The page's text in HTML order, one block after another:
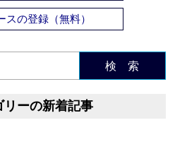
スの登録（無料）
検 索
リーの新着記事